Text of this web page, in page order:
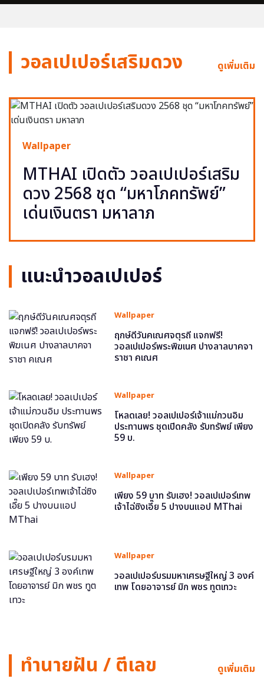
วอลเปเปอร์เสริมดวง ดูเพิ่มเติม
Wallpaper
MTHAI เปิดตัว วอลเปเปอร์เสริม
ดวง 2568 ชุด “มหาโภคทรัพย์”
เด่นเงินตรา มหาลาภ
แนะนำวอลเปเปอร์
Wallpaper
ฤกษ์ดีวันคเณศจตุรถี แจกฟรี!
วอลเปเปอร์พระพิฆเนศ ปางลาลบาคจา
ราชา คเณศ
Wallpaper
โหลดเลย! วอลเปเปอร์เจ้าแม่กวนอิม
ประทานพร ชุดเปิดคลัง รับทรัพย์ เพียง
59 บ.
Wallpaper
เพียง 59 บาท รับเฮง! วอลเปเปอร์เทพ
เจ้าไฉ่ซิงเอี๊ย 5 ปางบนแอป MThai
Wallpaper
วอลเปเปอร์บรมมหาเศรษฐีใหญ่ 3 องค์
เทพ โดยอาจารย์ มิก พชร ทูตเทวะ
ทำนายฝัน / ตีเลข ดูเพิ่มเติม